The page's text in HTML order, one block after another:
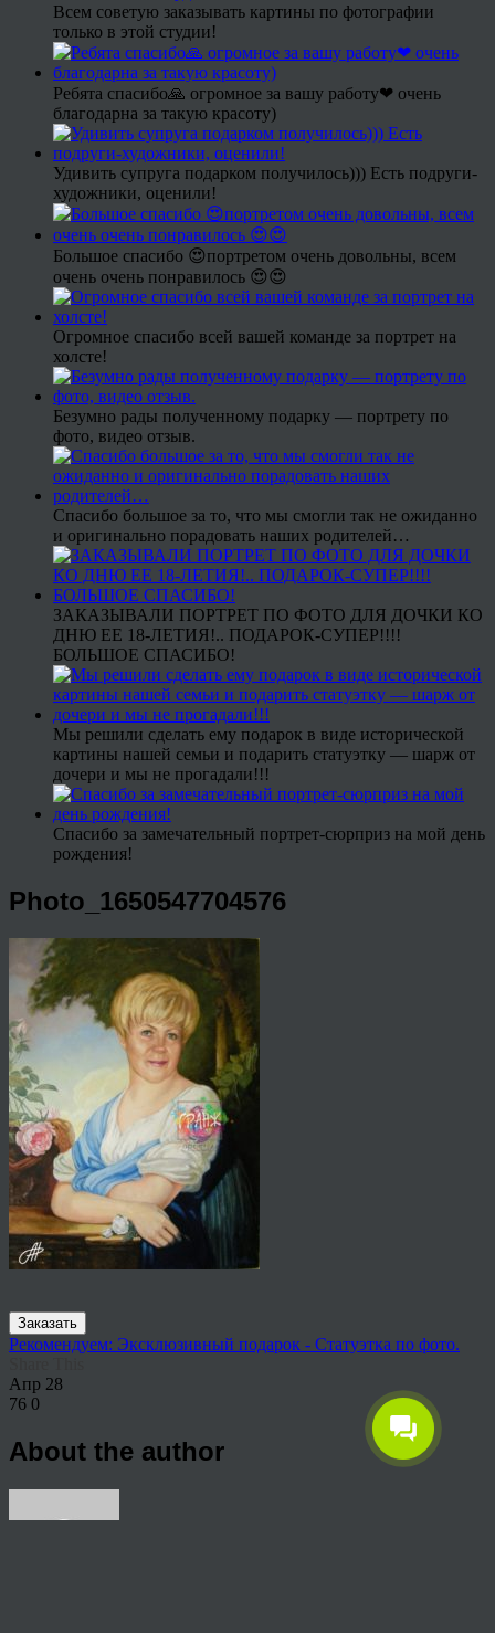
Всем советую заказывать картины по фотографии
только в этой студии!
Ребята спасибо🙏 огромное за вашу работу❤ очень
благодарна за такую красоту)
Удивить супруга подарком получилось))) Есть подруги-
художники, оценили!
Большое спасибо 😍портретом очень довольны, всем
очень очень понравилось 😍😍
Огромное спасибо всей вашей команде за портрет на
холсте!
Безумно рады полученному подарку — портрету по
фото, видео отзыв.
Спасибо большое за то, что мы смогли так не ожиданно
и оригинально порадовать наших родителей…
ЗАКАЗЫВАЛИ ПОРТРЕТ ПО ФОТО ДЛЯ ДОЧКИ КО
ДНЮ ЕЕ 18-ЛЕТИЯ!.. ПОДАРОК-СУПЕР!!!!
БОЛЬШОЕ СПАСИБО!
Мы решили сделать ему подарок в виде исторической
картины нашей семьи и подарить статуэтку — шарж от
дочери и мы не прогадали!!!
Спасибо за замечательный портрет-сюрприз на мой день
рождения!
Photo_1650547704576
Заказать
Рекомендуем: Эксклюзивный подарок - Статуэтка по фото.
Апр 28
76 0
About the author